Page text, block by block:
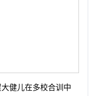
健儿在多校合训中